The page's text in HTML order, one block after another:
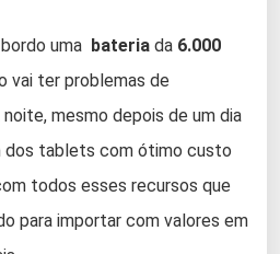
uma bateria da 6.000
vai ter problemas de
mesmo depois de um dia
dos tablets com ótimo custo
todos esses recursos que
para importar com valores em